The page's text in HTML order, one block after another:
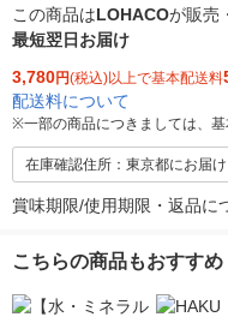
この商品はLOHACOが販売
最短翌日お届け
3,780円(税込)以上で基本配送料
配送料について
※一部の商品につきましては、
在庫確認住所：東京都にお届け
賞味期限/使用期限・返品に
こちらの商品もおすすめ